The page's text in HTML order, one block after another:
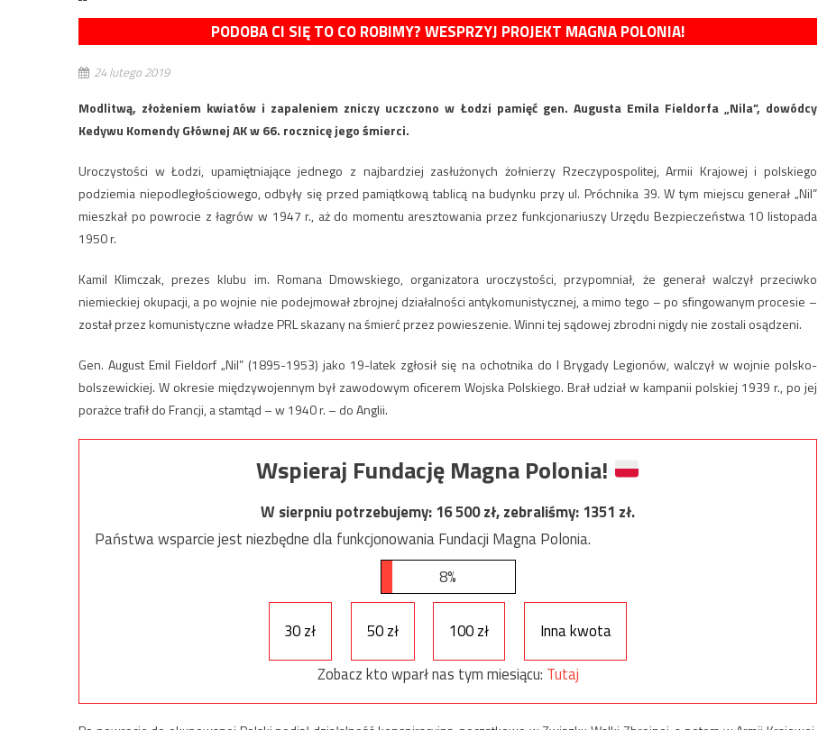
PODOBA CI SIĘ TO CO ROBIMY? WESPRZYJ PROJEKT MAGNA POLONIA!
24 lutego 2019
Modlitwą, złożeniem kwiatów i zapaleniem zniczy uczczono w Łodzi pamięć gen. Augusta Emila Fieldorfa „Nila”, dowódcy
Kedywu Komendy Głównej AK w 66. rocznicę jego śmierci.
Uroczystości w Łodzi, upamiętniające jednego z najbardziej zasłużonych żołnierzy Rzeczypospolitej, Armii Krajowej i polskiego
podziemia niepodległościowego, odbyły się przed pamiątkową tablicą na budynku przy ul. Próchnika 39. W tym miejscu generał „Nil”
mieszkał po powrocie z łagrów w 1947 r., aż do momentu aresztowania przez funkcjonariuszy Urzędu Bezpieczeństwa 10 listopada
1950 r.
Kamil Klimczak, prezes klubu im. Romana Dmowskiego, organizatora uroczystości, przypomniał, że generał walczył przeciwko
niemieckiej okupacji, a po wojnie nie podejmował zbrojnej działalności antykomunistycznej, a mimo tego – po sfingowanym procesie –
został przez komunistyczne władze PRL skazany na śmierć przez powieszenie. Winni tej sądowej zbrodni nigdy nie zostali osądzeni.
Gen. August Emil Fieldorf „Nil” (1895-1953) jako 19-latek zgłosił się na ochotnika do I Brygady Legionów, walczył w wojnie polsko-
bolszewickiej. W okresie międzywojennym był zawodowym oficerem Wojska Polskiego. Brał udział w kampanii polskiej 1939 r., po jej
porażce trafił do Francji, a stamtąd – w 1940 r. – do Anglii.
Wspieraj Fundację Magna Polonia!
W sierpniu potrzebujemy:16 500zł, zebraliśmy:1351 zł.
Państwa wsparcie jest niezbędne dla funkcjonowania Fundacji Magna Polonia.
8%
30 zł 50 zł 100 zł
Inna kwota
Zobacz kto wparł nas tym miesiącu: Tutaj